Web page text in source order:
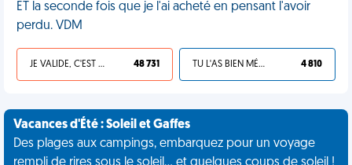
ET la seconde fois que je l'ai acheté en pensant l'avoir
perdu. VDM
JE VALIDE, C'EST UNE VDM 48 731 TU L'AS BIEN MÉRITÉ 4 810
Vacances d'Été : Soleil et Gaffes
Des plages aux campings, embarquez pour un voyage